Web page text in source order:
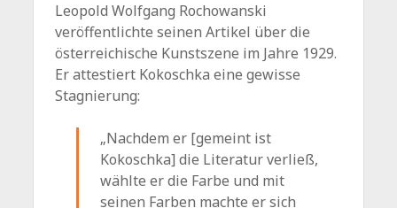
Leopold Wolfgang Rochowanski
veröffentlichte seinen Artikel über die
österreichische Kunstszene im Jahre 1929.
Er attestiert Kokoschka eine gewisse
Stagnierung:
„Nachdem er [gemeint ist
Kokoschka] die Literatur verließ,
wählte er die Farbe und mit
seinen Farben machte er sich